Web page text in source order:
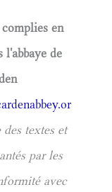
en
l'abbaye de
des textes et
par les
avec